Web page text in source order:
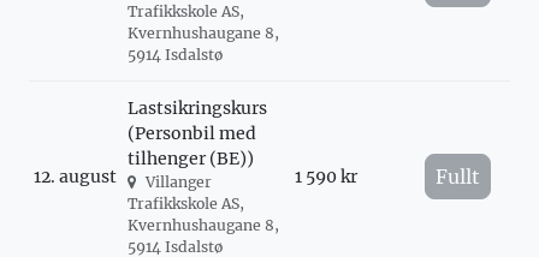
Trafikkskole AS,
Kvernhushaugane 8,
5914 Isdalstø
12. august
Lastsikringskurs
(Personbil med
tilhenger (BE))
Villanger
Trafikkskole AS,
Kvernhushaugane 8,
5914 Isdalstø
1 590 kr Fullt